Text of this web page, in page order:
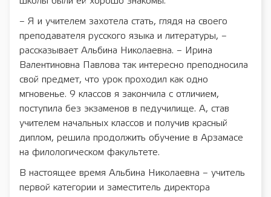
– Я и учителем захотела стать, глядя на своего
преподавателя русского языка и литературы, –
рассказывает Альбина Николаевна. – Ирина
Валентиновна Павлова так интересно преподносила
свой предмет, что урок проходил как одно
мгновенье. 9 классов я закончила с отличием,
поступила без экзаменов в педучилище. А, став
учителем начальных классов и получив красный
диплом, решила продолжить обучение в Арзамасе
на филологическом факультете.
В настоящее время Альбина Николаевна – учитель
первой категории и заместитель директора